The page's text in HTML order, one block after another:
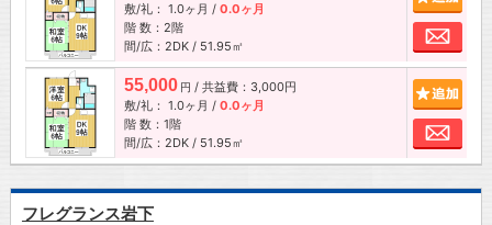
敷/礼： 1.0ヶ月 / 0.0ヶ月
階 数：2階
間/広：2DK / 51.95㎡
お
55,000 円 / 共益費：3,000円
敷/礼： 1.0ヶ月 / 0.0ヶ月
階 数：1階
間/広：2DK / 51.95㎡
お
フレグランス岩下